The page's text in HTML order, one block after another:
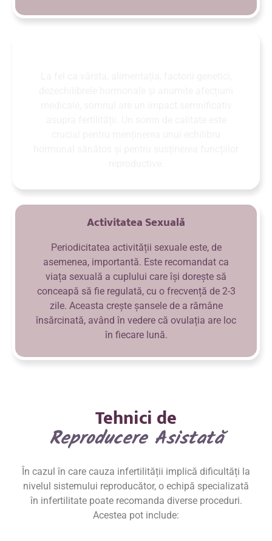
Activitatea Sexuală
Periodicitatea activității sexuale este, de
asemenea, importantă. Este recomandat ca
viața sexuală a cuplului care își dorește să
conceapă să fie regulată, cu o frecvență de 2-3
zile. Aceasta crește șansele de a rămâne
însărcinată, având în vedere că ovulația are loc
în fiecare lună.
Tehnici de
Reproducere Asistată
În cazul în care cauza infertilității implică dificultăți la
nivelul sistemului reproducător, o echipă specializată
în infertilitate poate recomanda diverse proceduri.
Acestea pot include: